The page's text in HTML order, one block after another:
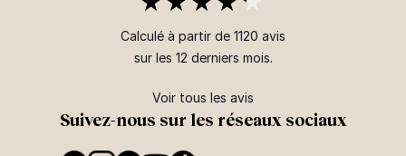
Suivez-nous sur les réseaux sociaux
Calculé à partir de 1120 avis
sur les 12 derniers mois.
Voir tous les avis